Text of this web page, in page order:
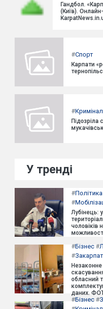
Гандбол.
(Київ).
#Спорт
Карпати
#Кримінал
Підозріла
У тренді
#Політика
#
Лубінець:
чоловіків
#Бізнес #
#
обласний
даних.
#Бізнес #